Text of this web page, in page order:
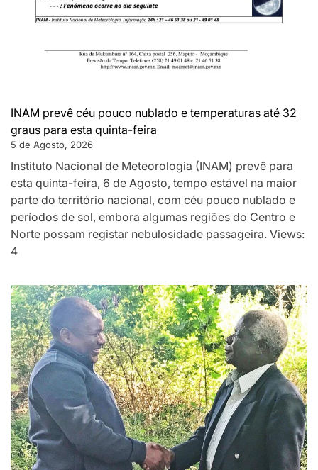
INAM prevê céu pouco nublado e temperaturas até 32
graus para esta quinta-feira
5 de Agosto, 2026
Instituto Nacional de Meteorologia (INAM) prevê para
esta quinta-feira, 6 de Agosto, tempo estável na maior
parte do território nacional, com céu pouco nublado e
períodos de sol, embora algumas regiões do Centro e
Norte possam registar nebulosidade passageira. Views:
4